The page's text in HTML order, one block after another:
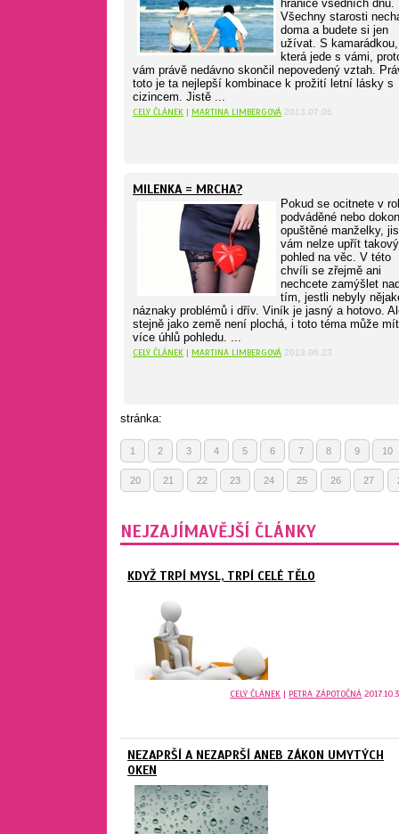
hranice všedních dnů.
Všechny starosti
doma a budete si jen
užívat. S kamarádkou,
která jede s vámi,
vám právě nedávno skončil nepovedený vztah.
toto je ta nejlepší kombinace k prožití letní lásky s
cizincem. Jistě ...
CELÝ ČLÁNEK | MARTINA LIMBERGOVÁ 2013.07.06
MILENKA = MRCHA?
Pokud se ocitnete v
podváděné nebo
opuštěné manželky,
vám nelze upřít takový
pohled na věc. V této
chvíli se zřejmě ani
nechcete zamýšlet
tím, jestli nebyly
náznaky problémů i dřív. Viník je jasný a hotovo.
stejně jako země není plochá, i toto téma může mít
více úhlů pohledu. ...
CELÝ ČLÁNEK | MARTINA LIMBERGOVÁ 2013.06.23
stránka:
1 2 3 4 5 6 7 8 9 10
20 21 22 23 24 25 26 27
NEJZAJÍMAVĚJŠÍ ČLÁNKY
KDYŽ TRPÍ MYSL, TRPÍ CELÉ TĚLO
CELÝ ČLÁNEK | PETRA ZÁPOTOČNÁ
NEZAPRŠÍ A NEZAPRŠÍ ANEB ZÁKON UMYTÝCH
OKEN